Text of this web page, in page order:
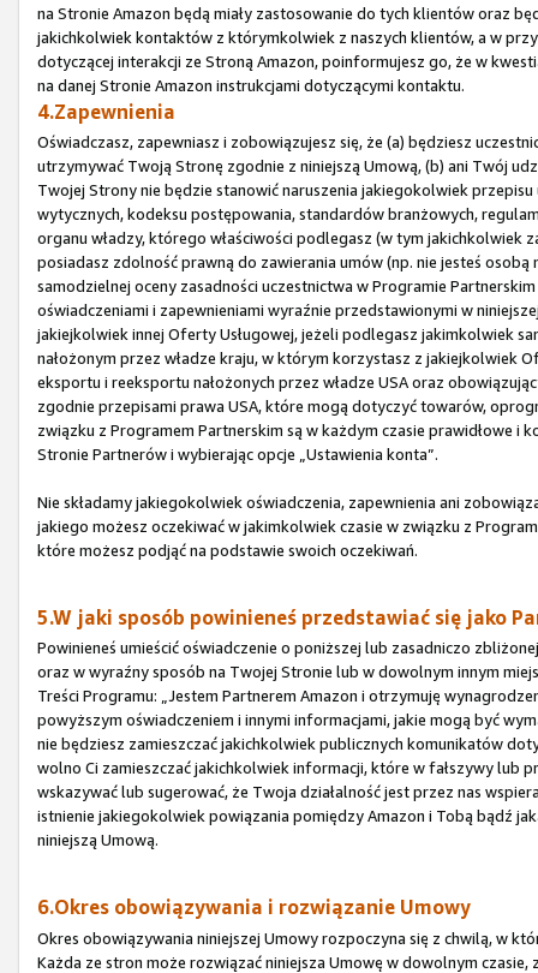
na Stronie Amazon będą miały zastosowanie do tych klientów oraz
jakichkolwiek kontaktów z którymkolwiek z naszych klientów, a w
dotyczącej interakcji ze Stroną Amazon, poinformujesz go, że w
na danej Stronie Amazon instrukcjami dotyczącymi kontaktu.
4.Zapewnienia
Oświadczasz, zapewniasz i zobowiązujesz się, że (a) będziesz
utrzymywać Twoją Stronę zgodnie z niniejszą Umową, (b) ani Twój
Twojej Strony nie będzie stanowić naruszenia jakiegokolwiek
wytycznych, kodeksu postępowania, standardów branżowych,
organu władzy, którego właściwości podlegasz (w tym jakichkolwiek
posiadasz zdolność prawną do zawierania umów (np. nie jesteś
samodzielnej oceny zasadności uczestnictwa w Programie
oświadczeniami i zapewnieniami wyraźnie przedstawionymi w
jakiejkolwiek innej Oferty Usługowej, jeżeli podlegasz jakimkolwiek
nałożonym przez władze kraju, w którym korzystasz z jakiejkolwiek
eksportu i reeksportu nałożonych przez władze USA oraz
zgodnie przepisami prawa USA, które mogą dotyczyć towarów,
związku z Programem Partnerskim są w każdym czasie prawidłowe
Stronie Partnerów i wybierając opcje „Ustawienia konta”.
Nie składamy jakiegokolwiek oświadczenia, zapewnienia ani
jakiego możesz oczekiwać w jakimkolwiek czasie w związku z
które możesz podjąć na podstawie swoich oczekiwań.
5.W jaki sposób powinieneś przedstawiać się jako
Powinieneś umieścić oświadczenie o poniższej lub zasadniczo
oraz w wyraźny sposób na Twojej Stronie lub w dowolnym innym
Treści Programu: „Jestem Partnerem Amazon i otrzymuję
powyższym oświadczeniem i innymi informacjami, jakie mogą być
nie będziesz zamieszczać jakichkolwiek publicznych komunikatów
wolno Ci zamieszczać jakichkolwiek informacji, które w fałszywy lub
wskazywać lub sugerować, że Twoja działalność jest przez nas
istnienie jakiegokolwiek powiązania pomiędzy Amazon i Tobą bądź
niniejszą Umową.
6.Okres obowiązywania i rozwiązanie Umowy
Okres obowiązywania niniejszej Umowy rozpoczyna się z chwilą, w
Każda ze stron może rozwiązać niniejsza Umowę w dowolnym